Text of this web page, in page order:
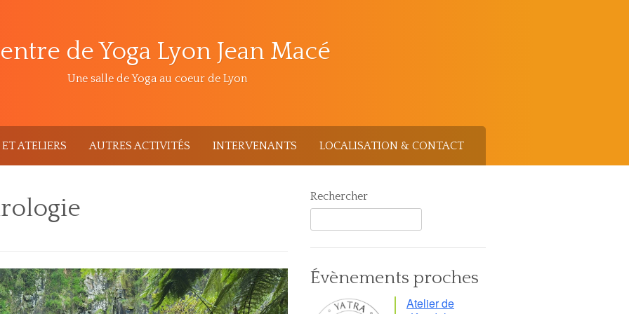
de Yoga Lyon Jean Macé
Une salle de Yoga au coeur de Lyon
ATELIERS AUTRES ACTIVITÉS INTERVENANTS LOCALISATION & CONTACT
Rechercher
Évènements proches
Atelier de